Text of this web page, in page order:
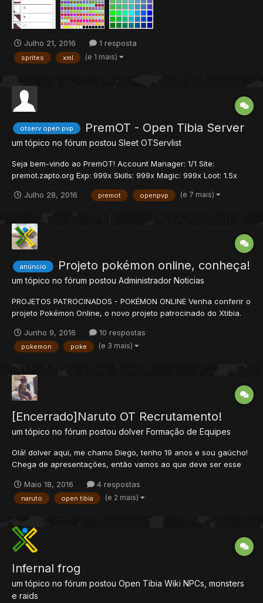
Julho 21, 2016 1 resposta
sprites xml (e 1 mais)
otserv open pvp PremOT - Open Tibia Server
um tópico no fórum postou Sleet OTServlist
Seja bem-vindo ao PremOT! Account Manager: 1/1 Site:
premot.zapto.org Exp: 999x Skills: 999x Magic: 999x Loot: 1.5x
Updates semanais.
Julho 28, 2016 premot openpvp (e 7 mais)
anúncio Projeto pokémon online, conheça!
um tópico no fórum postou Administrador Noticias
PROJETOS PATROCINADOS - POKÉMON ONLINE Venha conferir o
projeto Pokémon Online, o novo projeto patrocinado do Xtibia.
trazer inovações ao munto poketibia. O servidor terá sua
experiência baseada no antigo SvkE, porém, será por estágios,...
Junho 9, 2016 10 respostas
pokemon poke (e 3 mais)
[Encerrado]Naruto OT Recrutamento!
um tópico no fórum postou dolver Formação de Equipes
Olá! dolver aqui, me chamo Diego, tenho 19 anos e sou gaúcho!
Chega de apresentações, então vamos ao que deve ser esse
dispostos a entrar de cabeça nesse projeto! O que é o projeto
Naruto OT? Eu joguei a muitos anos atrás o...
Maio 18, 2016 4 respostas
naruto open tibia (e 2 mais)
Infernal frog
um tópico no fórum postou Open Tibia Wiki NPCs, monsters
e raids